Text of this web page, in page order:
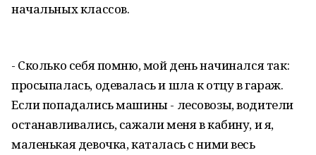
начальных классов.
- Сколько себя помню, мой день начинался так:
просыпалась, одевалась и шла к отцу в гараж.
Если попадались машины - лесовозы, водители
останавливались, сажали меня в кабину, и я,
маленькая девочка, каталась с ними весь